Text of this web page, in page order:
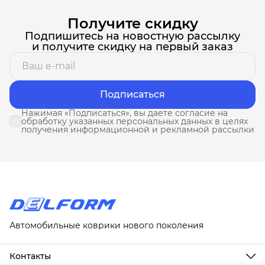
Получите скидку
Подпишитесь на новостную рассылку
и получите скидку на первый заказ
Подписаться
Нажимая «Подписаться», вы даете согласие на
обработку указанных персональных данных в целях
получения информационной и рекламной рассылки
Автомобильные коврики нового поколения
Контакты